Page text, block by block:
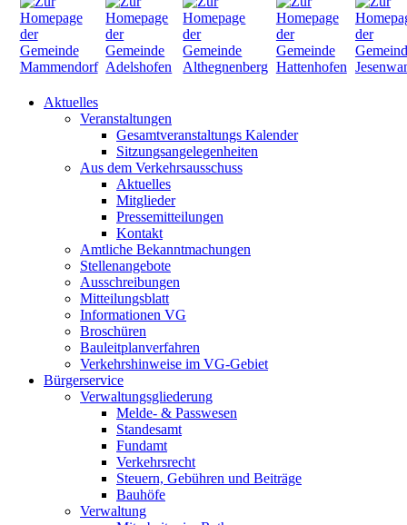
Aktuelles
Veranstaltungen
Gesamtveranstaltungs Kalender
Sitzungsangelegenheiten
Aus dem Verkehrsausschuss
Aktuelles
Mitglieder
Pressemitteilungen
Kontakt
Amtliche Bekanntmachungen
Stellenangebote
Ausschreibungen
Mitteilungsblatt
Informationen VG
Broschüren
Bauleitplanverfahren
Verkehrshinweise im VG-Gebiet
Bürgerservice
Verwaltungsgliederung
Melde- & Passwesen
Standesamt
Fundamt
Verkehrsrecht
Steuern, Gebühren und Beiträge
Bauhöfe
Verwaltung